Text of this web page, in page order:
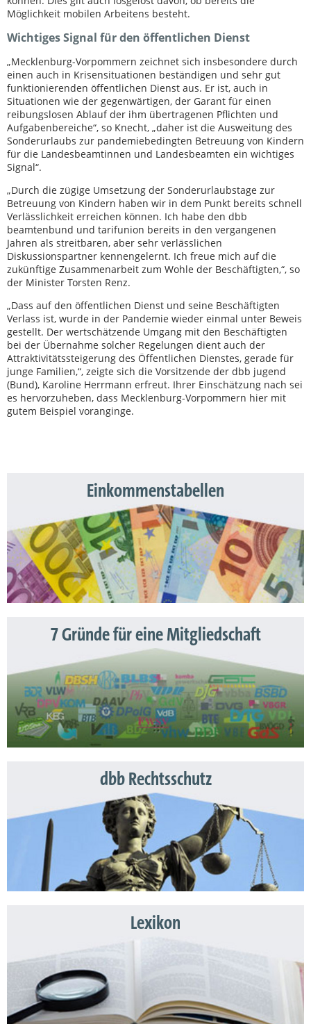
Möglichkeit mobilen Arbeitens besteht.
Wichtiges Signal für den öffentlichen Dienst
„Mecklenburg-Vorpommern zeichnet sich insbesondere durch
einen auch in Krisensituationen beständigen und sehr gut
funktionierenden öffentlichen Dienst aus. Er ist, auch in
Situationen wie der gegenwärtigen, der Garant für einen
reibungslosen Ablauf der ihm übertragenen Pflichten und
Aufgabenbereiche“, so Knecht, „daher ist die Ausweitung des
Sonderurlaubs zur pandemiebedingten Betreuung von Kindern
für die Landesbeamtinnen und Landesbeamten ein wichtiges
Signal“.
„Durch die zügige Umsetzung der Sonderurlaubstage zur
Betreuung von Kindern haben wir in dem Punkt bereits schnell
Verlässlichkeit erreichen können. Ich habe den dbb
beamtenbund und tarifunion bereits in den vergangenen
Jahren als streitbaren, aber sehr verlässlichen
Diskussionspartner kennengelernt. Ich freue mich auf die
zukünftige Zusammenarbeit zum Wohle der Beschäftigten,“, so
der Minister Torsten Renz.
„Dass auf den öffentlichen Dienst und seine Beschäftigten
Verlass ist, wurde in der Pandemie wieder einmal unter Beweis
gestellt. Der wertschätzende Umgang mit den Beschäftigten
bei der Übernahme solcher Regelungen dient auch der
Attraktivitätssteigerung des Öffentlichen Dienstes, gerade für
junge Familien,“, zeigte sich die Vorsitzende der dbb jugend
(Bund), Karoline Herrmann erfreut. Ihrer Einschätzung nach sei
es hervorzuheben, dass Mecklenburg-Vorpommern hier mit
gutem Beispiel voranginge.
Einkommenstabellen
7 Gründe für eine Mitgliedschaft
dbb Rechtsschutz
Lexikon